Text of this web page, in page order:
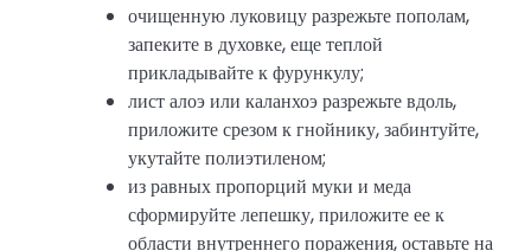
очищенную луковицу разрежьте пополам,
запеките в духовке, еще теплой
прикладывайте к фурункулу;
лист алоэ или каланхоэ разрежьте вдоль,
приложите срезом к гнойнику, забинтуйте,
укутайте полиэтиленом;
из равных пропорций муки и меда
сформируйте лепешку, приложите ее к
области внутреннего поражения, оставьте на